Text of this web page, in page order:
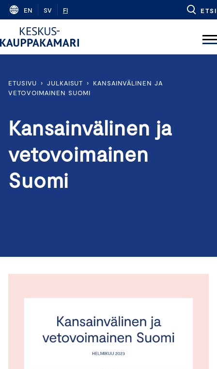
Skip
content
EN SV FI ETSI
ETUSIVU › JULKAISUT ›
KANSAINVÄLINEN JA
VETOVOIMAINEN SUOMI
Kansainvälinen ja
vetovoimainen
Suomi